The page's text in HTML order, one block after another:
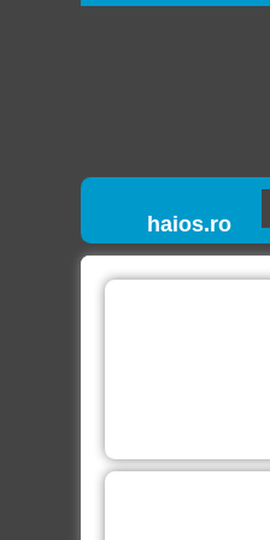
haios.ro